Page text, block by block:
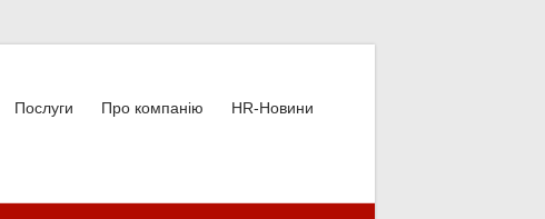
Послуги Про компанію HR-Новини